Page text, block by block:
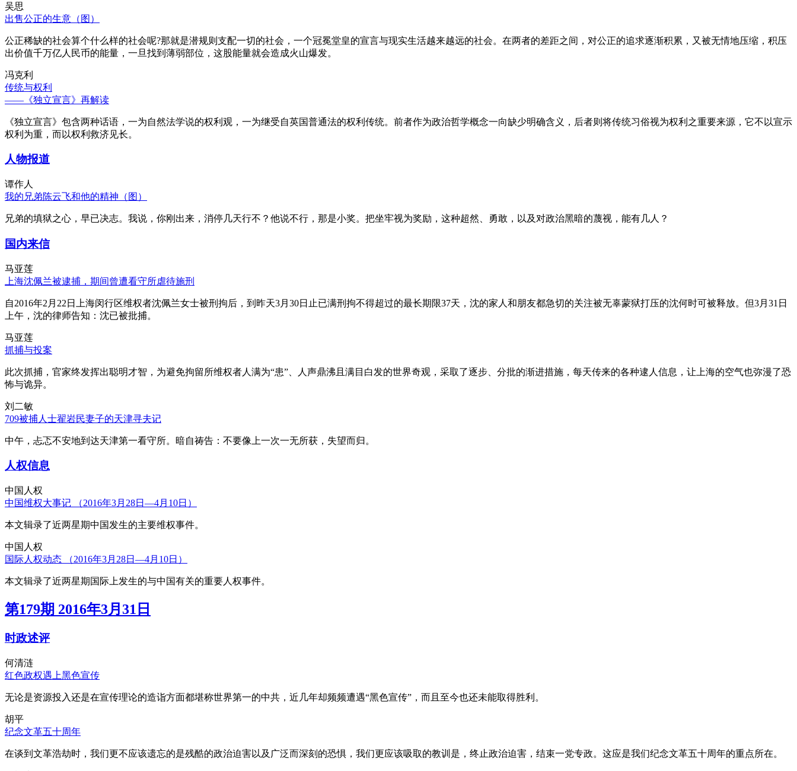
吴思
出售公正的生意（图）
公正稀缺的社会算个什么样的社会呢?那就是潜规则支配一切的社会，一个冠冕堂皇的宣言与现实生活越来越远的社会。在两者的差距之间，对公正的追求逐渐积累，又被无情地压缩，积压
出价值千万亿人民币的能量，一旦找到薄弱部位，这股能量就会造成火山爆发。
冯克利
传统与权利
——《独立宣言》再解读
《独立宣言》包含两种话语，一为自然法学说的权利观，一为继受自英国普通法的权利传统。前者作为政治哲学概念一向缺少明确含义，后者则将传统习俗视为权利之重要来源，它不以宣示
权利为重，而以权利救济见长。
人物报道
谭作人
我的兄弟陈云飞和他的精神（图）
兄弟的填狱之心，早已决志。我说，你刚出来，消停几天行不？他说不行，那是小奖。把坐牢视为奖励，这种超然、勇敢，以及对政治黑暗的蔑视，能有几人？
国内来信
马亚莲
上海沈佩兰被逮捕，期间曾遭看守所虐待施刑
自2016年2月22日上海闵行区维权者沈佩兰女士被刑拘后，到昨天3月30日止已满刑拘不得超过的最长期限37天，沈的家人和朋友都急切的关注被无辜蒙狱打压的沈何时可被释放。但3月31日
上午，沈的律师告知：沈已被批捕。
马亚莲
抓捕与投案
此次抓捕，官家终发挥出聪明才智，为避免拘留所维权者人满为“患”、人声鼎沸且满目白发的世界奇观，采取了逐步、分批的渐进措施，每天传来的各种逮人信息，让上海的空气也弥漫了恐
怖与诡异。
刘二敏
709被捕人士翟岩民妻子的天津寻夫记
中午，忐忑不安地到达天津第一看守所。暗自祷告：不要像上一次一无所获，失望而归。
人权信息
中国人权
中国维权大事记 （2016年3月28日—4月10日）
本文辑录了近两星期中国发生的主要维权事件。
中国人权
国际人权动态 （2016年3月28日—4月10日）
本文辑录了近两星期国际上发生的与中国有关的重要人权事件。
第179期 2016年3月31日
时政述评
何清涟
红色政权遇上黑色宣传
无论是资源投入还是在宣传理论的造诣方面都堪称世界第一的中共，近几年却频频遭遇“黑色宣传”，而且至今也还未能取得胜利。
胡平
纪念文革五十周年
在谈到文革浩劫时，我们更不应该遗忘的是残酷的政治迫害以及广泛而深刻的恐惧，我们更应该吸取的教训是，终止政治迫害，结束一党专政。这应是我们纪念文革五十周年的重点所在。